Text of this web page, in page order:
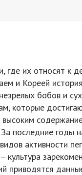
где их относят к
и Кореей
бобов и
которые
высоким
последние годы
активности
приводятся